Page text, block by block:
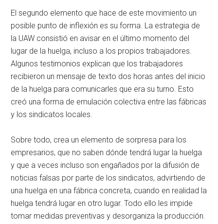
El segundo elemento que hace de este movimiento un
posible punto de inflexión es su forma. La estrategia de
la UAW consistió en avisar en el último momento del
lugar de la huelga, incluso a los propios trabajadores.
Algunos testimonios explican que los trabajadores
recibieron un mensaje de texto dos horas antes del inicio
de la huelga para comunicarles que era su turno. Esto
creó una forma de emulación colectiva entre las fábricas
y los sindicatos locales.
Sobre todo, crea un elemento de sorpresa para los
empresarios, que no saben dónde tendrá lugar la huelga
y que a veces incluso son engañados por la difusión de
noticias falsas por parte de los sindicatos, advirtiendo de
una huelga en una fábrica concreta, cuando en realidad la
huelga tendrá lugar en otro lugar. Todo ello les impide
tomar medidas preventivas y desorganiza la producción.